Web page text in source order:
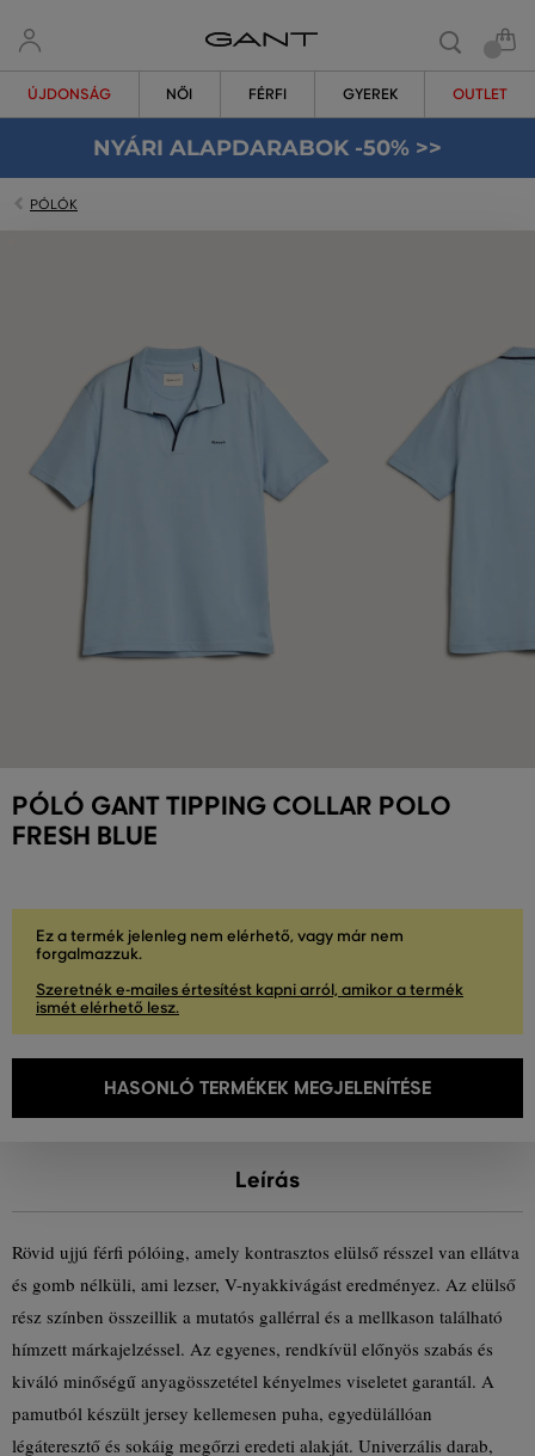
ÚJDONSÁG NŐI FÉRFI GYEREK OUTLET
NYÁRI ALAPDARABOK -50% >>
PÓLÓK
PÓLÓ GANT TIPPING COLLAR POLO
FRESH BLUE
Ez a termék jelenleg nem elérhető, vagy már nem
forgalmazzuk.
Szeretnék e-mailes értesítést kapni arról, amikor a termék
ismét elérhető lesz.
HASONLÓ TERMÉKEK MEGJELENÍTÉSE
Leírás
Rövid ujjú férfi pólóing, amely kontrasztos elülső résszel van ellátva
és gomb nélküli, ami lezser, V-nyakkivágást eredményez. Az elülső
rész színben összeillik a mutatós gallérral és a mellkason található
hímzett márkajelzéssel. Az egyenes, rendkívül előnyös szabás és
kiváló minőségű anyagösszetétel kényelmes viseletet garantál. A
pamutból készült jersey kellemesen puha, egyedülállóan
légáteresztő és sokáig megőrzi eredeti alakját. Univerzális darab,